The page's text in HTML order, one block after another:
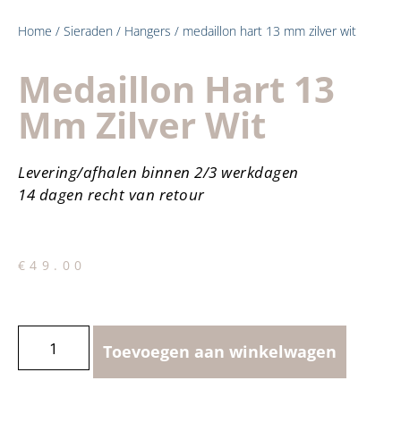
Home / Sieraden / Hangers / medaillon hart 13 mm zilver wit
Medaillon Hart 13
Mm Zilver Wit
Levering/afhalen binnen 2/3 werkdagen
14 dagen recht van retour
€49.00
Toevoegen aan winkelwagen